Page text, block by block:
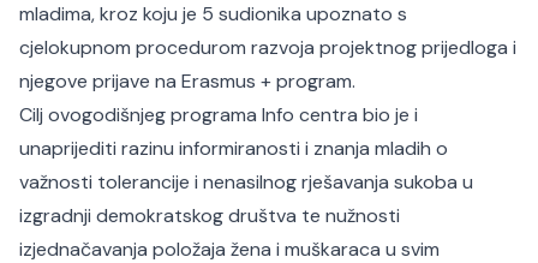
mladima, kroz koju je 5 sudionika upoznato s
cjelokupnom procedurom razvoja projektnog prijedloga i
njegove prijave na Erasmus + program.
Cilj ovogodišnjeg programa Info centra bio je i
unaprijediti razinu informiranosti i znanja mladih o
važnosti tolerancije i nenasilnog rješavanja sukoba u
izgradnji demokratskog društva te nužnosti
izjednačavanja položaja žena i muškaraca u svim